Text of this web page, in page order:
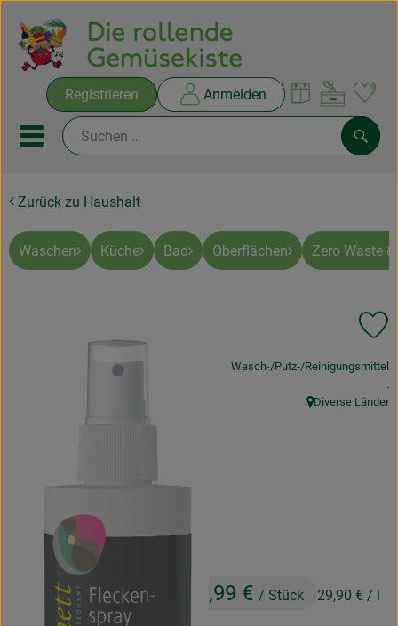
Registrieren Anmelden
Mobiles Menu öffnen oder
Ökokisten
Rezepte
Naturkost
Getränke
Drogerie & Diverses
Zurück zu Haushalt
Waschen Küche Bad Oberflächen Zero Waste
2,99 € / Stück 29,90 € / l
, Verband:
Wasch-/Putz-/Reinigungsmittel
,
.
, Herkunft:
Diverse Länder